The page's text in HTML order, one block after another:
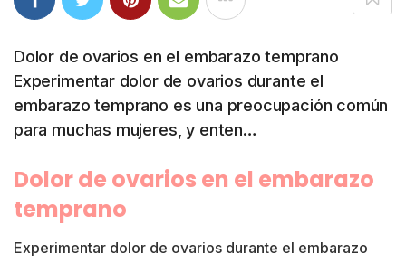
Dolor de ovarios en el embarazo temprano
Experimentar dolor de ovarios durante el
embarazo temprano es una preocupación común
para muchas mujeres, y enten…
Dolor de ovarios en el embarazo
temprano
Experimentar dolor de ovarios durante el embarazo